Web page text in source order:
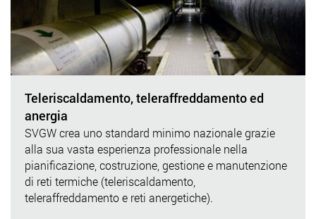
Teleriscaldamento, teleraffreddamento ed
anergia
SVGW crea uno standard minimo nazionale grazie
alla sua vasta esperienza professionale nella
pianificazione, costruzione, gestione e manutenzione
di reti termiche (teleriscaldamento,
teleraffreddamento e reti anergetiche).